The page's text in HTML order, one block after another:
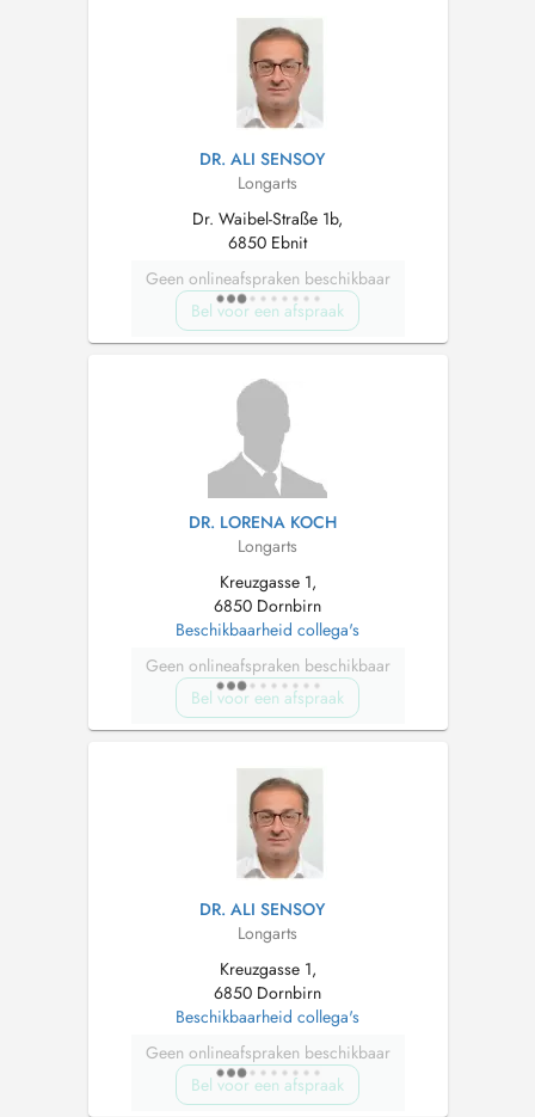
DR. ALI SENSOY
Longarts
Dr. Waibel-Straße 1b,
6850 Ebnit
Geen onlineafspraken beschikbaar
Bel voor een afspraak
DR. LORENA KOCH
Longarts
Kreuzgasse 1,
6850 Dornbirn
Beschikbaarheid collega's
Geen onlineafspraken beschikbaar
Bel voor een afspraak
DR. ALI SENSOY
Longarts
Kreuzgasse 1,
6850 Dornbirn
Beschikbaarheid collega's
Geen onlineafspraken beschikbaar
Bel voor een afspraak